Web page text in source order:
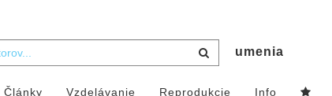
umenia
Články Vzdelávanie Reprodukcie Info